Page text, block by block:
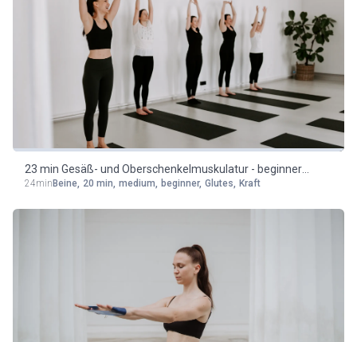
23 min Gesäß- und Oberschenkelmuskulatur - beginner
friendly/medium
24min Beine, 20 min, medium, beginner, Glutes, Kraft